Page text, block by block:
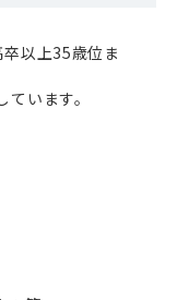
以上35歳位ま
います。